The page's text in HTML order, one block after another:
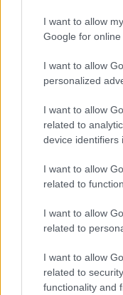
I want to allow
Google for
I want to allow
personalized
I want to allow
related to
device identifiers
I want to allow
related to
I want to allow
related to
I want to allow
related to
functionality and
#DAVID PARENZO